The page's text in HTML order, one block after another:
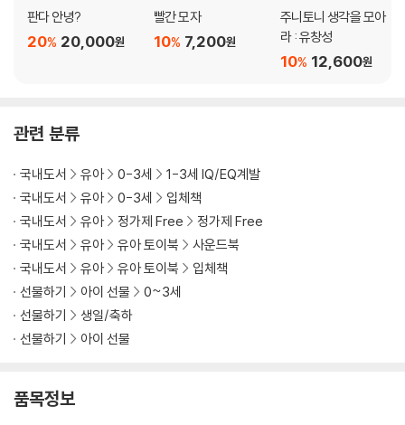
판다 안녕?
20,000원
20%
빨간 모자
7,200원
10%
주니토니 생각을 모아
라 : 유창성
12,600원
10%
관련 분류
국내도서 유아 0-3세
1-3세 IQ/EQ계발
국내도서
유아 0-3세
입체책
국내도서
유아 정가제 Free
정가제 Free
국내도서
유아 유아 토이북
사운드북
국내도서
유아 유아 토이북
입체책
선물하기
아이 선물
0~3세
선물하기
생일/축하
선물하기
아이 선물
품목정보